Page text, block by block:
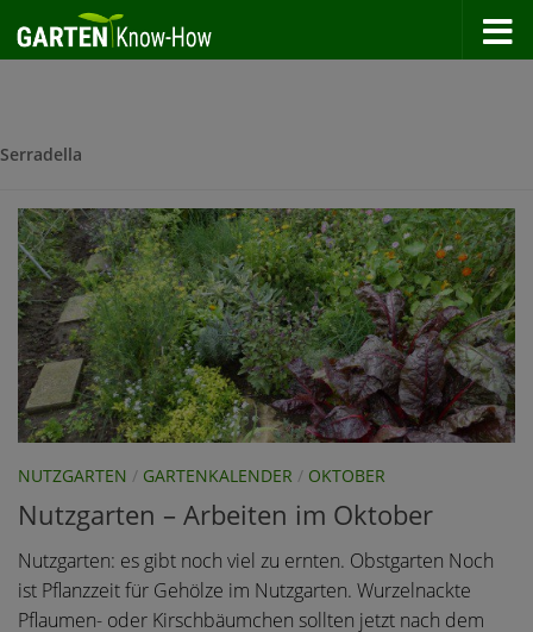
Zum Inhalt springen
Serradella
NUTZGARTEN / GARTENKALENDER / OKTOBER
Nutzgarten – Arbeiten im Oktober
Nutzgarten: es gibt noch viel zu ernten. Obstgarten Noch
ist Pflanzzeit für Gehölze im Nutzgarten. Wurzelnackte
Pflaumen- oder Kirschbäumchen sollten jetzt nach dem